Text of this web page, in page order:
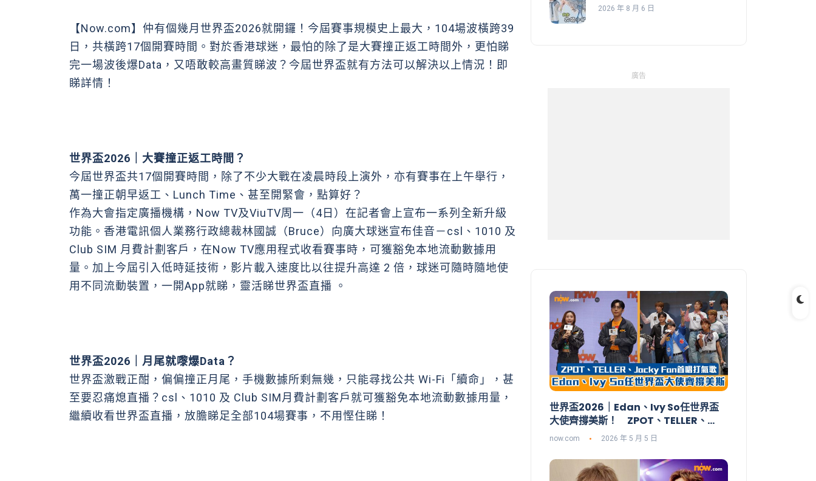
【Now.com】仲有個幾月世界盃2026就開鑼！今屆賽事規模史上最大，104場波橫跨39
日，共橫跨17個開賽時間。對於香港球迷，最怕的除了是大賽撞正返工時間外，更怕睇
完一場波後爆Data，又唔敢較高畫質睇波？今屆世界盃就有方法可以解決以上情況！即
睇詳情！
世界盃2026｜大賽撞正返工時間？
今屆世界盃共17個開賽時間，除了不少大戰在凌晨時段上演外，亦有賽事在上午舉行，
萬一撞正朝早返工、Lunch Time、甚至開緊會，點算好？
作為大會指定廣播機構，Now TV及ViuTV周一（4日）在記者會上宣布一系列全新升級
功能。香港電訊個人業務行政總裁林國誠（Bruce）向廣大球迷宣布佳音－csl、1010 及
Club SIM 月費計劃客戶，在Now TV應用程式收看賽事時，可獲豁免本地流動數據用
量。加上今屆引入低時延技術，影片載入速度比以往提升高達 2 倍，球迷可隨時隨地使
用不同流動裝置，一開App就睇，靈活睇世界盃直播 。
世界盃2026｜月尾就嚟爆Data？
世界盃激戰正酣，偏偏撞正月尾，手機數據所剩無幾，只能尋找公共 Wi-Fi「續命」，甚
至要忍痛熄直播？csl、1010 及 Club SIM月費計劃客戶就可獲豁免本地流動數據用量，
繼續收看世界盃直播，放膽睇足全部104場賽事，不用慳住睇！
2026 年 8 月 6 日
廣告
世界盃2026｜Edan、Ivy So任世界盃
大使齊撐美斯！ ZPOT、TELLER、
Jacky Fan首唱打氣歌：投入咗好多熱
now.com 2026 年 5 月 5 日